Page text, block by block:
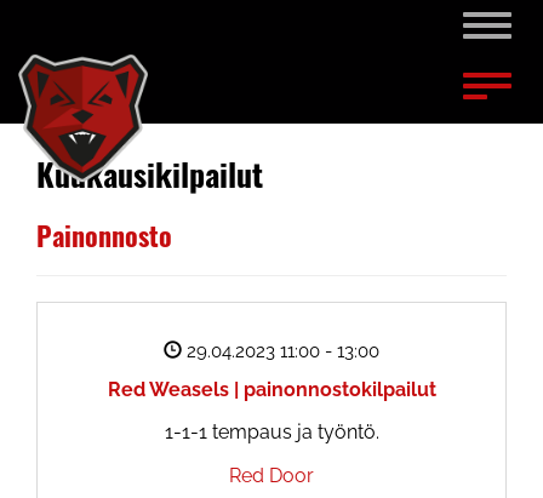
Kuukausikilpailut
Painonnosto
29.04.2023 11:00 - 13:00
Red Weasels | painonnostokilpailut
1-1-1 tempaus ja työntö.
Red Door